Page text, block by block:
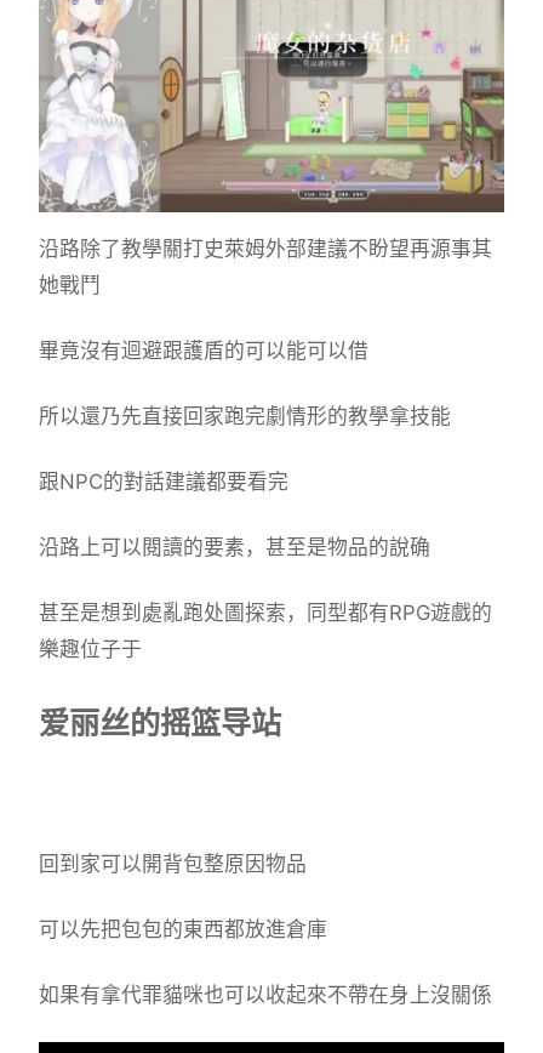
沿路除了教學關打史萊姆外部建議不盼望再源事其
她戰鬥
畢竟沒有迴避跟護盾的可以能可以借
所以還乃先直接回家跑完劇情形的教學拿技能
跟NPC的對話建議都要看完
沿路上可以閱讀的要素，甚至是物品的說确
甚至是想到處亂跑处圖探索，同型都有RPG遊戲的
樂趣位子于
爱丽丝的摇篮导站
回到家可以開背包整原因物品
可以先把包包的東西都放進倉庫
如果有拿代罪貓咪也可以收起來不帶在身上沒關係